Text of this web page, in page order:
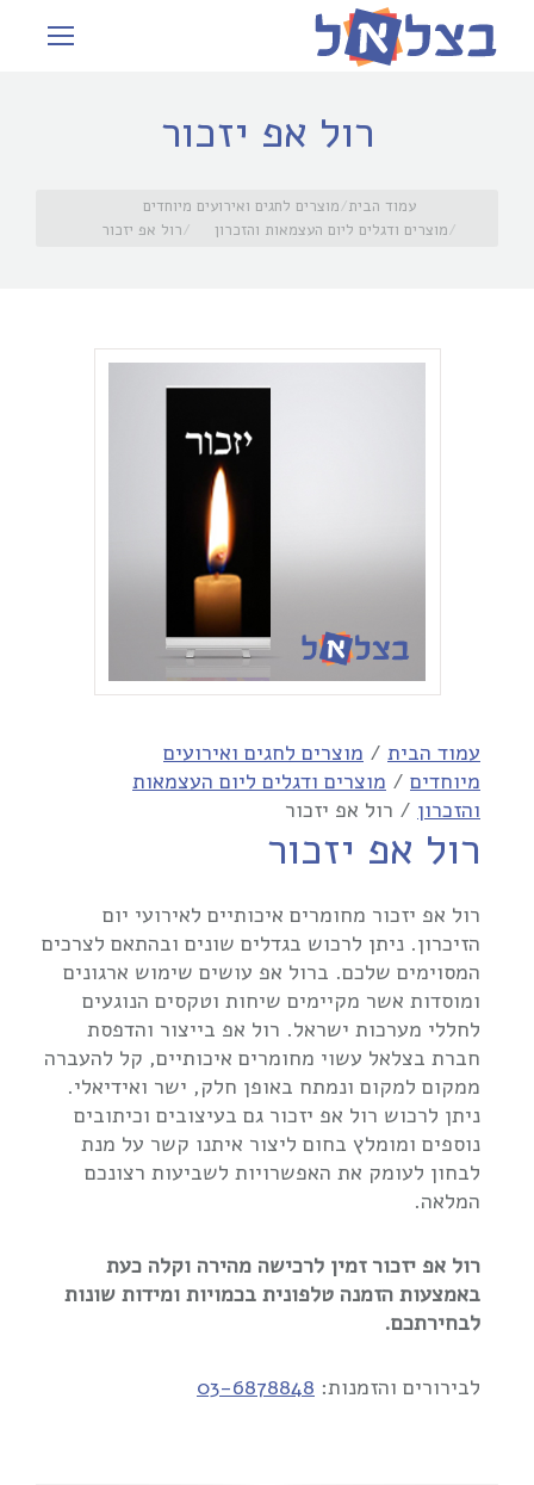
רול אפ יזכור
עמוד הבית מוצרים לחגים ואירועים מיוחדים
מוצרים ודגלים ליום העצמאות והזכרון
רול אפ יזכור
עמוד הבית / מוצרים לחגים ואירועים
מיוחדים / מוצרים ודגלים ליום העצמאות
והזכרון / רול אפ יזכור
רול אפ יזכור
רול אפ יזכור מחומרים איכותיים לאירועי יום
הזיכרון. ניתן לרכוש בגדלים שונים ובהתאם לצרכים
המסוימים שלכם. ברול אפ עושים שימוש ארגונים
ומוסדות אשר מקיימים שיחות וטקסים הנוגעים
לחללי מערכות ישראל. רול אפ בייצור והדפסת
חברת בצלאל עשוי מחומרים איכותיים, קל להעברה
ממקום למקום ונמתח באופן חלק, ישר ואידיאלי.
ניתן לרכוש רול אפ יזכור גם בעיצובים וכיתובים
נוספים ומומלץ בחום ליצור איתנו קשר על מנת
לבחון לעומק את האפשרויות לשביעות רצונכם
המלאה.
רול אפ יזכור זמין לרכישה מהירה וקלה כעת
באמצעות הזמנה טלפונית בכמויות ומידות שונות
לבחירתכם.
לבירורים והזמנות: 03-6878848